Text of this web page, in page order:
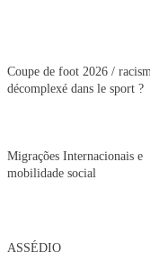
Coupe de foot 2026 / racisme
décomplexé dans le sport ?
Migrações Internacionais e
mobilidade social
ASSÉDIO